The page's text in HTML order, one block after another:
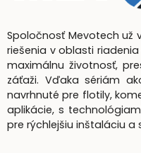
Spoločnosť Mevotech už
riešenia v oblasti
maximálnu životnosť,
záťaži. Vďaka sériám
navrhnuté pre flotily,
aplikácie, s
pre rýchlejšiu inštaláciu a